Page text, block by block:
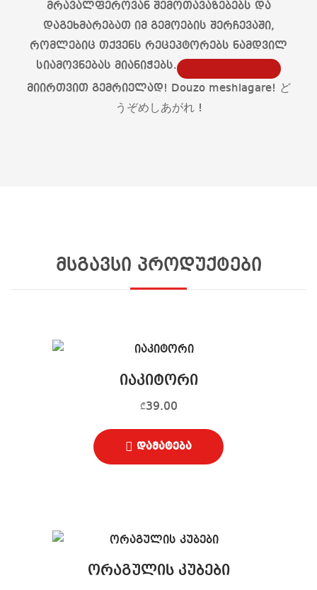
მრავალფეროვან შემოთავაზებებს და
დაგეხმარებათ იმ გემოების შერჩევაში,
რომლებიც თქვენს რეცეპტორებს ნამდვილ
სიამოვნებას მიანიჭებს.
მიირთვით გემრიელად! Douzo meshiagare! ど
うぞめしあがれ !
მსგავსი პროდუქტები
იაკიტორი
₾39.00
დამატება
ორაგულის კუბები